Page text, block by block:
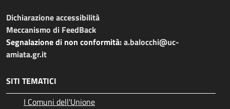
Dichiarazione accessibilità
Meccanismo di FeedBack
Segnalazione di non conformità:a.balocchi@uc-
amiata.gr.it
SITI TEMATICI
I Comuni dell'Unione